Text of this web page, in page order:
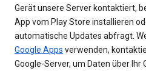
Gerät unsere Server kontaktiert,
App vom Play Store installieren
automatische Updates abfragt.
Google Apps verwenden,
Google-Server, um Daten über Ihr